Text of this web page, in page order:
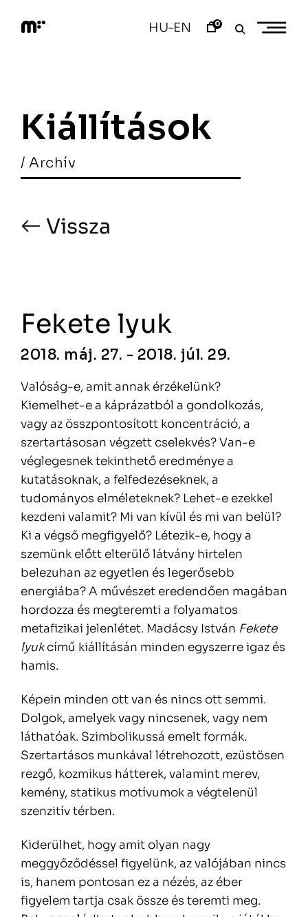
content
r
HU–EN 0
Kiállítások
/ Archív
Vissza
Fekete lyuk
2018. máj. 27. - 2018. júl. 29.
Valóság-e, amit annak érzékelünk?
Kiemelhet-e a káprázatból a gondolkozás,
vagy az összpontosított koncentráció, a
szertartásosan végzett cselekvés? Van-e
véglegesnek tekinthető eredménye a
kutatásoknak, a felfedezéseknek, a
tudományos elméleteknek? Lehet-e ezekkel
kezdeni valamit? Mi van kívül és mi van belül?
Ki a végső megfigyelő? Létezik-e, hogy a
szemünk előtt elterülő látvány hirtelen
belezuhan az egyetlen és legerősebb
energiába? A művészet eredendően magában
hordozza és megteremti a folyamatos
metafizikai jelenlétet. Madácsy István Fekete
lyukcímű kiállításán minden egyszerre igaz és
hamis.
Képein minden ott van és nincs ott semmi.
Dolgok, amelyek vagy nincsenek, vagy nem
láthatóak. Szimbolikussá emelt formák.
Szertartásos munkával létrehozott, ezüstösen
rezgő, kozmikus hátterek, valamint merev,
kemény, statikus motívumok a végtelenül
szenzitív térben.
Kiderülhet, hogy amit olyan nagy
meggyőződéssel figyelünk, az valójában nincs
is, hanem pontosan ez a nézés, az éber
figyelem tartja csak össze és teremti meg.